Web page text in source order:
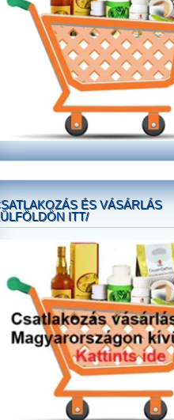
ÉS VÁSÁRLÁS
ITT/